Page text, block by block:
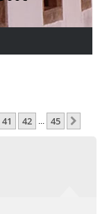
41 42 ... 45